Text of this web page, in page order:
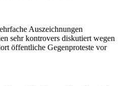
Auszeichnungen
sehr kontrovers diskutiert wegen
öffentliche Gegenproteste vor